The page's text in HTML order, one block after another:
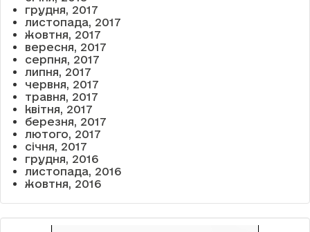
грудня, 2017
листопада, 2017
жовтня, 2017
вересня, 2017
серпня, 2017
липня, 2017
червня, 2017
травня, 2017
квітня, 2017
березня, 2017
лютого, 2017
січня, 2017
грудня, 2016
листопада, 2016
жовтня, 2016